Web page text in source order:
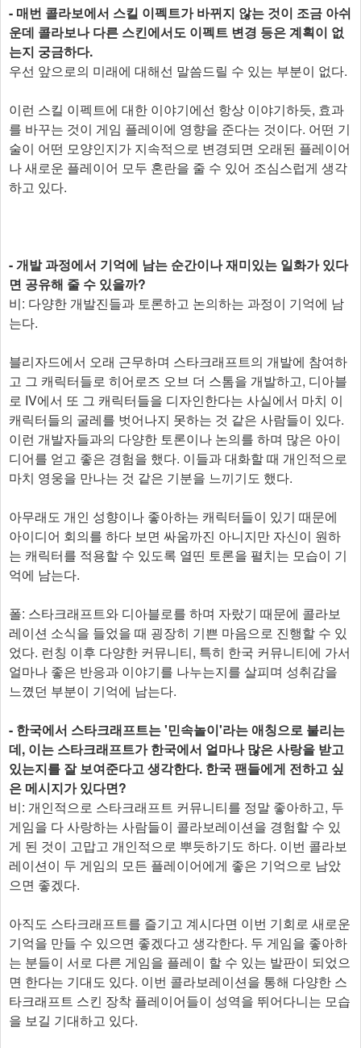
- 매번 콜라보에서 스킬 이펙트가 바뀌지 않는 것이 조금 아쉬
운데 콜라보나 다른 스킨에서도 이펙트 변경 등은 계획이 없
는지 궁금하다.
우선 앞으로의 미래에 대해선 말씀드릴 수 있는 부분이 없다.
이런 스킬 이펙트에 대한 이야기에선 항상 이야기하듯, 효과
를 바꾸는 것이 게임 플레이에 영향을 준다는 것이다. 어떤 기
술이 어떤 모양인지가 지속적으로 변경되면 오래된 플레이어
나 새로운 플레이어 모두 혼란을 줄 수 있어 조심스럽게 생각
하고 있다.
- 개발 과정에서 기억에 남는 순간이나 재미있는 일화가 있다
면 공유해 줄 수 있을까?
비: 다양한 개발진들과 토론하고 논의하는 과정이 기억에 남
는다.
블리자드에서 오래 근무하며 스타크래프트의 개발에 참여하
고 그 캐릭터들로 히어로즈 오브 더 스톰을 개발하고, 디아블
로 IV에서 또 그 캐릭터들을 디자인한다는 사실에서 마치 이
캐릭터들의 굴레를 벗어나지 못하는 것 같은 사람들이 있다.
이런 개발자들과의 다양한 토론이나 논의를 하며 많은 아이
디어를 얻고 좋은 경험을 했다. 이들과 대화할 때 개인적으로
마치 영웅을 만나는 것 같은 기분을 느끼기도 했다.
아무래도 개인 성향이나 좋아하는 캐릭터들이 있기 때문에
아이디어 회의를 하다 보면 싸움까진 아니지만 자신이 원하
는 캐릭터를 적용할 수 있도록 열띤 토론을 펼치는 모습이 기
억에 남는다.
폴: 스타크래프트와 디아블로를 하며 자랐기 때문에 콜라보
레이션 소식을 들었을 때 굉장히 기쁜 마음으로 진행할 수 있
었다. 런칭 이후 다양한 커뮤니티, 특히 한국 커뮤니티에 가서
얼마나 좋은 반응과 이야기를 나누는지를 살피며 성취감을
느꼈던 부분이 기억에 남는다.
- 한국에서 스타크래프트는 '민속놀이'라는 애칭으로 불리는
데, 이는 스타크래프트가 한국에서 얼마나 많은 사랑을 받고
있는지를 잘 보여준다고 생각한다. 한국 팬들에게 전하고 싶
은 메시지가 있다면?
비: 개인적으로 스타크래프트 커뮤니티를 정말 좋아하고, 두
게임을 다 사랑하는 사람들이 콜라보레이션을 경험할 수 있
게 된 것이 고맙고 개인적으로 뿌듯하기도 하다. 이번 콜라보
레이션이 두 게임의 모든 플레이어에게 좋은 기억으로 남았
으면 좋겠다.
아직도 스타크래프트를 즐기고 계시다면 이번 기회로 새로운
기억을 만들 수 있으면 좋겠다고 생각한다. 두 게임을 좋아하
는 분들이 서로 다른 게임을 플레이 할 수 있는 발판이 되었으
면 한다는 기대도 있다. 이번 콜라보레이션을 통해 다양한 스
타크래프트 스킨 장착 플레이어들이 성역을 뛰어다니는 모습
을 보길 기대하고 있다.